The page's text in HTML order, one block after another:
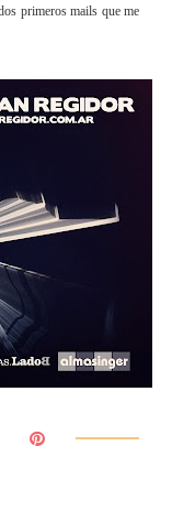
primeros mails que me